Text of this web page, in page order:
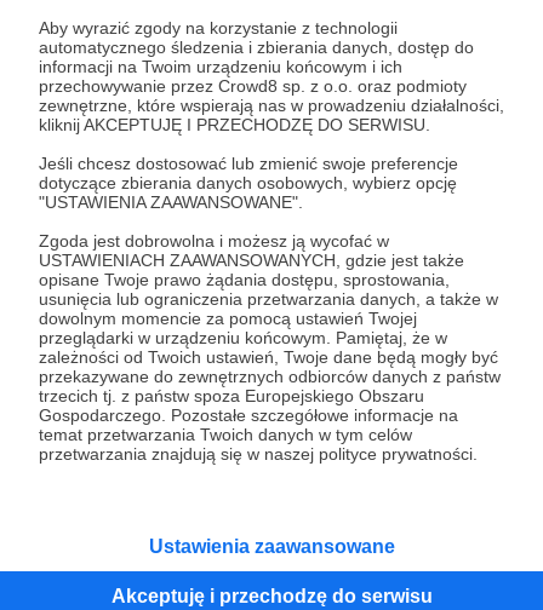
Aby wyrazić zgody na korzystanie z technologii
automatycznego śledzenia i zbierania danych, dostęp do
informacji na Twoim urządzeniu końcowym i ich
przechowywanie przez Crowd8 sp. z o.o. oraz podmioty
zewnętrzne, które wspierają nas w prowadzeniu działalności,
kliknij AKCEPTUJĘ I PRZECHODZĘ DO SERWISU.
Jeśli chcesz dostosować lub zmienić swoje preferencje
dotyczące zbierania danych osobowych, wybierz opcję
"USTAWIENIA ZAAWANSOWANE".
Zgoda jest dobrowolna i możesz ją wycofać w
USTAWIENIACH ZAAWANSOWANYCH, gdzie jest także
opisane Twoje prawo żądania dostępu, sprostowania,
usunięcia lub ograniczenia przetwarzania danych, a także w
dowolnym momencie za pomocą ustawień Twojej
przeglądarki w urządzeniu końcowym. Pamiętaj, że w
zależności od Twoich ustawień, Twoje dane będą mogły być
przekazywane do zewnętrznych odbiorców danych z państw
trzecich tj. z państw spoza Europejskiego Obszaru
Gospodarczego. Pozostałe szczegółowe informacje na
temat przetwarzania Twoich danych w tym celów
przetwarzania znajdują się w naszej polityce prywatności.
Ustawienia zaawansowane
Akceptuję i przechodzę do serwisu
Czy na pewno chcesz kontynuować?
Tak, przejdź do strony
Kategorie
O Patronite
Dodatkowe produkty
Pomoc
RegulaminPolityka prywatnościPatronite Commons
Unia Europejska